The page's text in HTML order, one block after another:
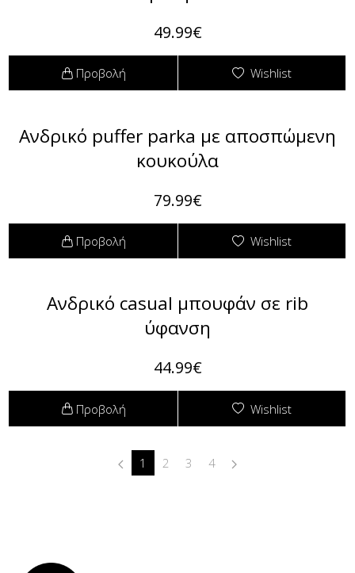
49.99€
Προβολή Wishlist
Ανδρικό puffer parka με αποσπώμενη
κουκούλα
79.99€
Προβολή Wishlist
Ανδρικό casual μπουφάν σε rib
ύφανση
44.99€
Προβολή Wishlist
1 2 3 4